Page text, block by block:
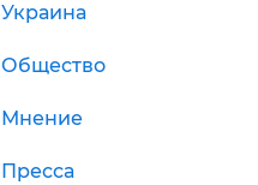
Украина
Общество
Мнение
Пресса